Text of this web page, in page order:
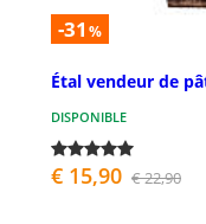
-31 %
Étal vendeur de
DISPONIBLE
€ 15,90 € 22,90